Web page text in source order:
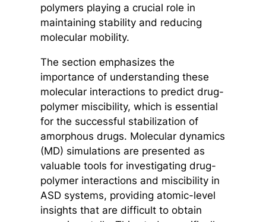
polymers playing a crucial role in
maintaining stability and reducing
molecular mobility.
The section emphasizes the
importance of understanding these
molecular interactions to predict drug-
polymer miscibility, which is essential
for the successful stabilization of
amorphous drugs. Molecular dynamics
(MD) simulations are presented as
valuable tools for investigating drug-
polymer interactions and miscibility in
ASD systems, providing atomic-level
insights that are difficult to obtain